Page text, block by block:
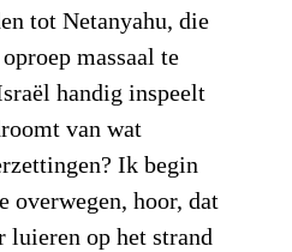
tot Netanyahu, die
massaal te
handig inspeelt
van wat
Ik begin
overwegen, hoor, dat
luieren op het strand